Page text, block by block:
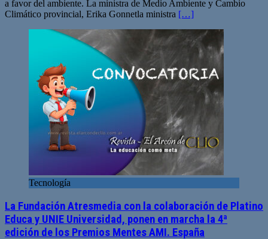
a favor del ambiente. La ministra de Medio Ambiente y Cambio
Climático provincial, Erika Gonnetla ministra […]
Tecnología
La Fundación Atresmedia con la colaboración de Platino
Educa y UNIE Universidad, ponen en marcha la 4ª
edición de los Premios Mentes AMI. España